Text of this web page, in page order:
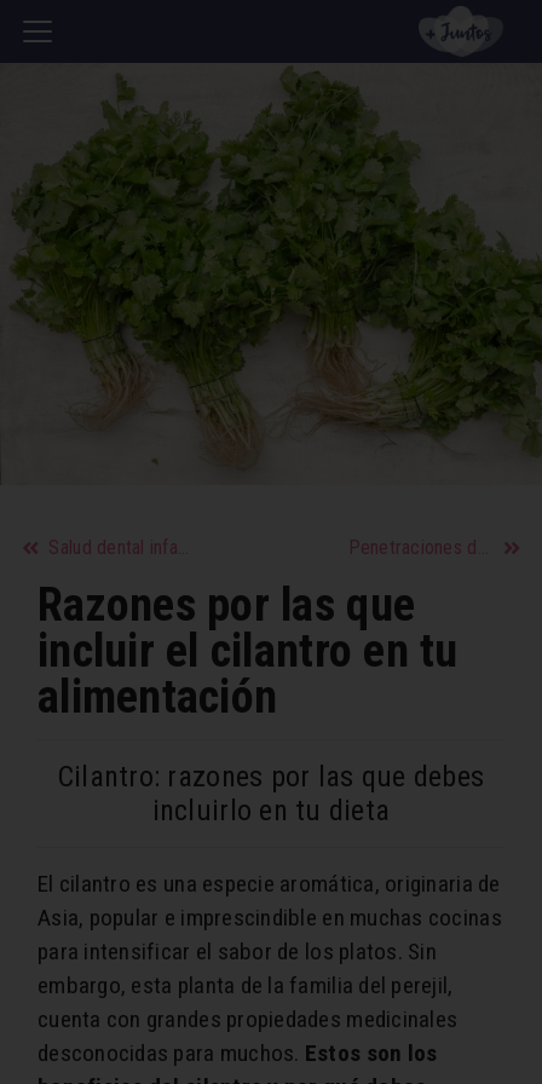
Salud dental infantil y prevención de caries Penetraciones dolorosas: causas y soluciones
Razones por las que
incluir el cilantro en tu
alimentación
Cilantro: razones por las que debes
incluirlo en tu dieta
El cilantro es una especie aromática, originaria de
Asia, popular e imprescindible en muchas cocinas
para intensificar el sabor de los platos. Sin
embargo, esta planta de la familia del perejil,
cuenta con grandes propiedades medicinales
desconocidas para muchos. Estos son los